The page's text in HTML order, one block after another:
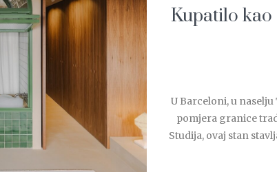
Kupatilo
U Barceloni, u
pomjera granice
Studija, ovaj stan